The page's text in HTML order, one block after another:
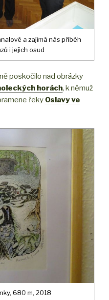
a zajímá nás příběh
i jejich osud
poskočilo nad obrázky
horách, k němuž
řeky Oslavy ve
680 m, 2018